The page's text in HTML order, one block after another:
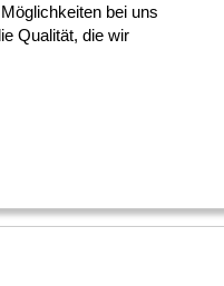
bei uns
Qualität, die wir